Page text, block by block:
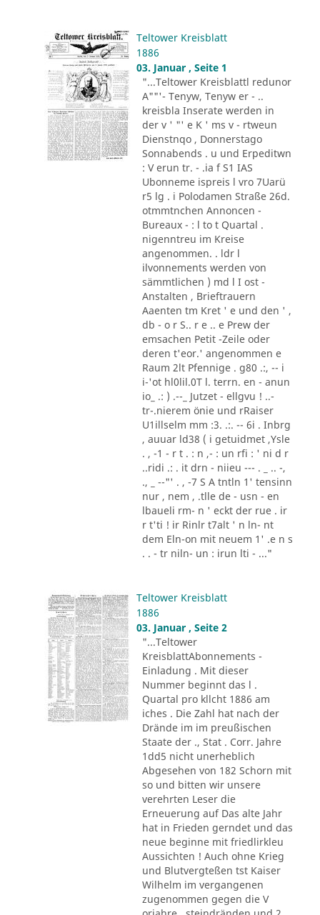
Teltower Kreisblatt
1886
03. Januar , Seite 1
"...Teltower Kreisblattl redunor
A""'- Tenyw, Tenyw er - ..
kreisbla Inserate werden in
der v ' "' e K ' ms v - rtweun
Dienstnqo , Donnerstago
Sonnabends . u und Erpeditwn
: V erun tr. - .ia f S1 IAS
Ubonneme ispreis l vro 7Uarü
r5 lg . i Polodamen Straße 26d.
otmmtnchen Annoncen -
Bureaux - : l to t Quartal .
nigenntreu im Kreise
angenommen. . ldr l
ilvonnements werden von
sämmtlichen ) md l I ost -
Anstalten , Brieftrauern
Aaenten tm Kret ' e und den ' ,
db - o r S.. r e .. e Prew der
emsachen Petit -Zeile oder
deren t'eor.' angenommen e
Raum 2lt Pfennige . g80 .:, -- i
i-'ot hl0lil.0T l. terrn. en - anun
io_ .: ) .--_ Jutzet - ellgvu ! ..-
tr-.nierem önie und rRaiser
U1illselm mm :3. .:. -- 6i . Inbrg
, auuar ld38 ( i getuidmet ,Ysle
. , -1 - r t . : n ,- : un rfi : ' ni d r
..ridi .: . it drn - niieu --- . _ .. -,
., _ --"' . , -7 S A tntln 1' tensinn
nur , nem , .tlle de - usn - en
lbaueli rm- n ' eckt der rue . ir
r t'ti ! ir Rinlr t7alt ' n ln- nt
dem Eln-on mit neuem 1' .e n s
. . - tr niln- un : irun lti - ..."
Teltower Kreisblatt
1886
03. Januar , Seite 2
"...Teltower
KreisblattAbonnements -
Einladung . Mit dieser
Nummer beginnt das l .
Quartal pro kllcht 1886 am
iches . Die Zahl hat nach der
Drände im im preußischen
Staate der ., Stat . Corr. Jahre
1dd5 nicht unerheblich
Abgesehen von 182 Schorn mit
so und bitten wir unsere
verehrten Leser die
Erneuerung auf Das alte Jahr
hat in Frieden gerndet und das
neue beginne mit friedlirkleu
Aussichten ! Auch ohne Krieg
und Blutvergteßen tst Kaiser
Wilhelm im vergangenen
zugenommen gegen die V